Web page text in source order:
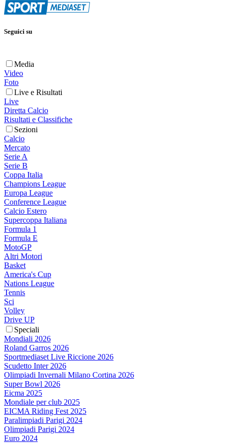
Seguici su
Media
Video
Foto
Live e Risultati
Live
Diretta Calcio
Risultati e Classifiche
Sezioni
Calcio
Mercato
Serie A
Serie B
Coppa Italia
Champions League
Europa League
Conference League
Calcio Estero
Supercoppa Italiana
Formula 1
Formula E
MotoGP
Altri Motori
Basket
America's Cup
Nations League
Tennis
Sci
Volley
Drive UP
Speciali
Mondiali 2026
Roland Garros 2026
Sportmediaset Live Riccione 2026
Scudetto Inter 2026
Olimpiadi Invernali Milano Cortina 2026
Super Bowl 2026
Eicma 2025
Mondiale per club 2025
EICMA Riding Fest 2025
Paralimpiadi Parigi 2024
Olimpiadi Parigi 2024
Euro 2024